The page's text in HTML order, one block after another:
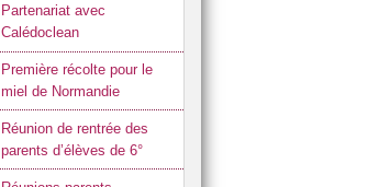
Partenariat avec
Calédoclean
Première récolte pour le
miel de Normandie
Réunion de rentrée des
parents d’élèves de 6°